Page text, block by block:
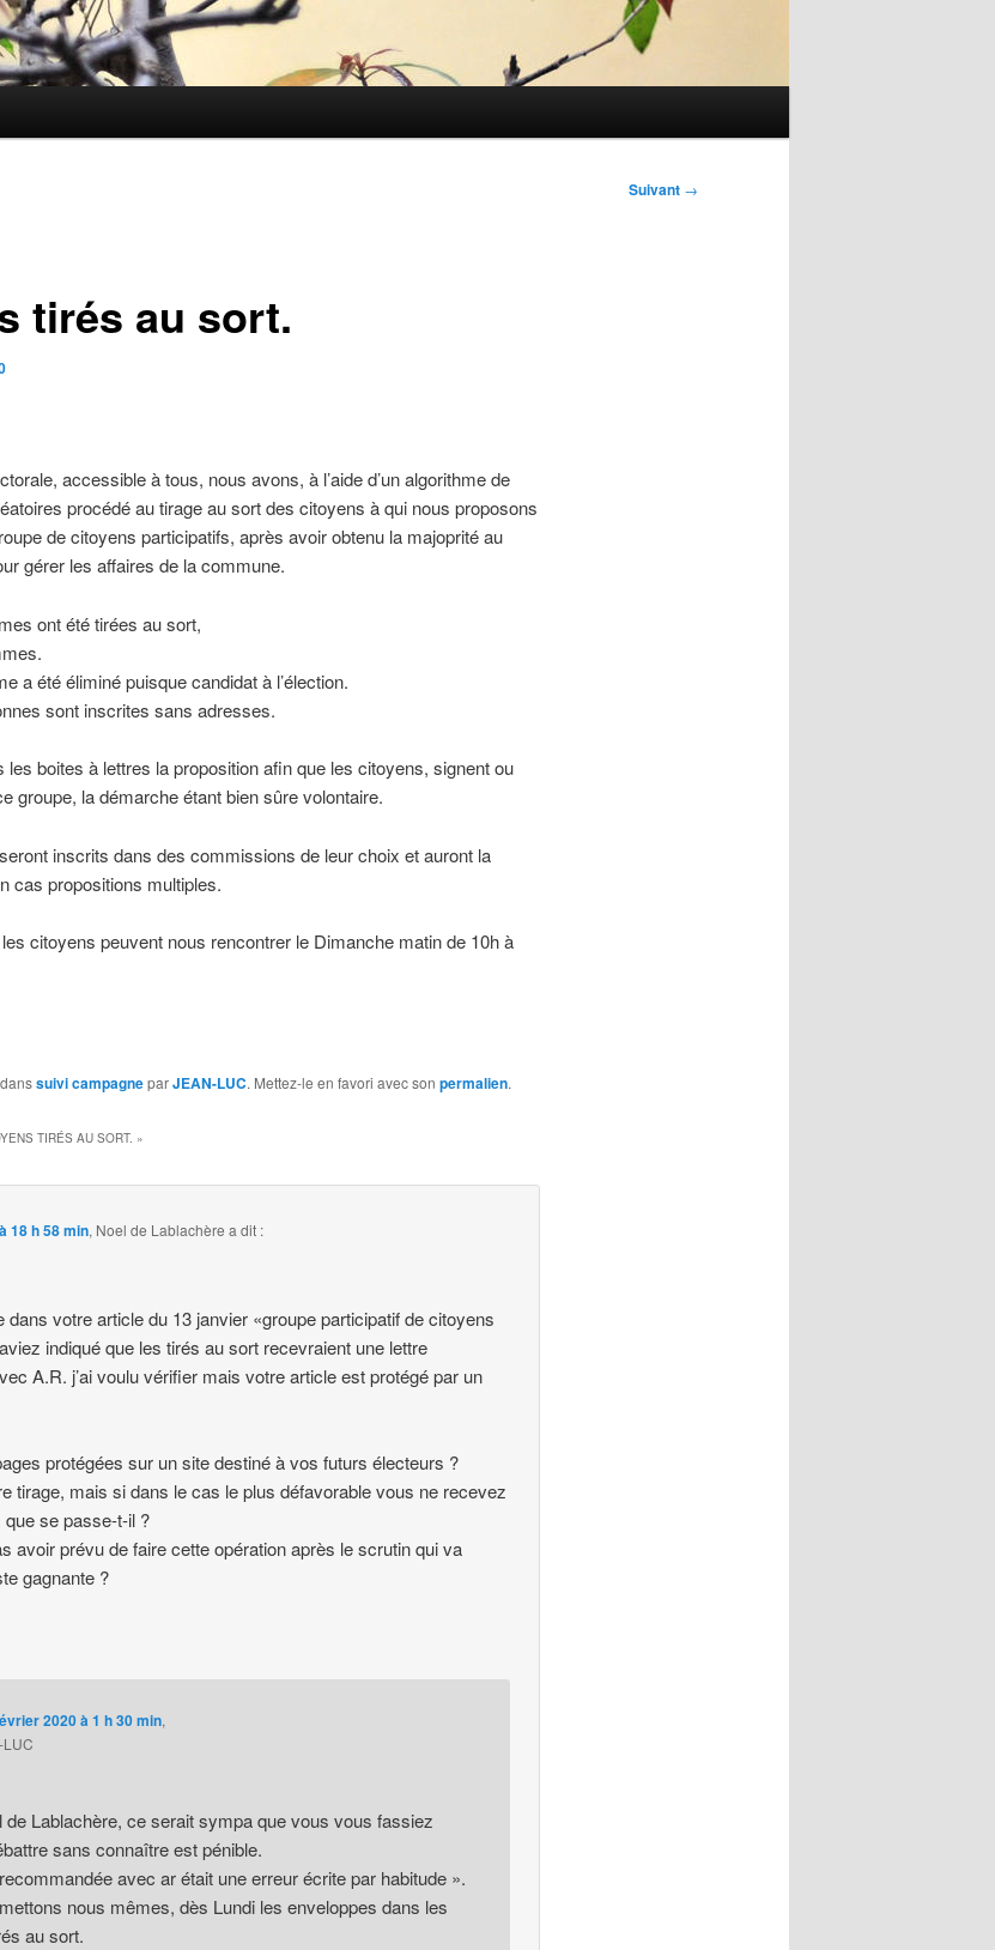
Suivant →
tirés au sort.
accessible à tous, nous avons, à l’aide d’un algorithme de
procédé au tirage au sort des citoyens à qui nous proposons
de citoyens participatifs, après avoir obtenu la majoprité au
gérer les affaires de la commune.
ont été tirées au sort,
a été éliminé puisque candidat à l’élection.
sont inscrites sans adresses.
les boites à lettres la proposition afin que les citoyens, signent ou
groupe, la démarche étant bien sûre volontaire.
inscrits dans des commissions de leur choix et auront la
cas propositions multiples.
citoyens peuvent nous rencontrer le Dimanche matin de 10h à
suivi campagneparJEAN-LUC. Mettez-le en favori avec son permalien.
TIRÉS AU SORT. »
18 h 58 min, Noel de Lablachère a dit :
dans votre article du 13 janvier «groupe participatif de citoyens
indiqué que les tirés au sort recevraient une lettre
A.R. j’ai voulu vérifier mais votre article est protégé par un
protégées sur un site destiné à vos futurs électeurs ?
tirage, mais si dans le cas le plus défavorable vous ne recevez
se passe-t-il ?
avoir prévu de faire cette opération après le scrutin qui va
gagnante ?
2020 à 1 h 30 min,
de Lablachère, ce serait sympa que vous vous fassiez
sans connaître est pénible.
avec ar était une erreur écrite par habitude ».
nous mêmes, dès Lundi les enveloppes dans les
au sort.